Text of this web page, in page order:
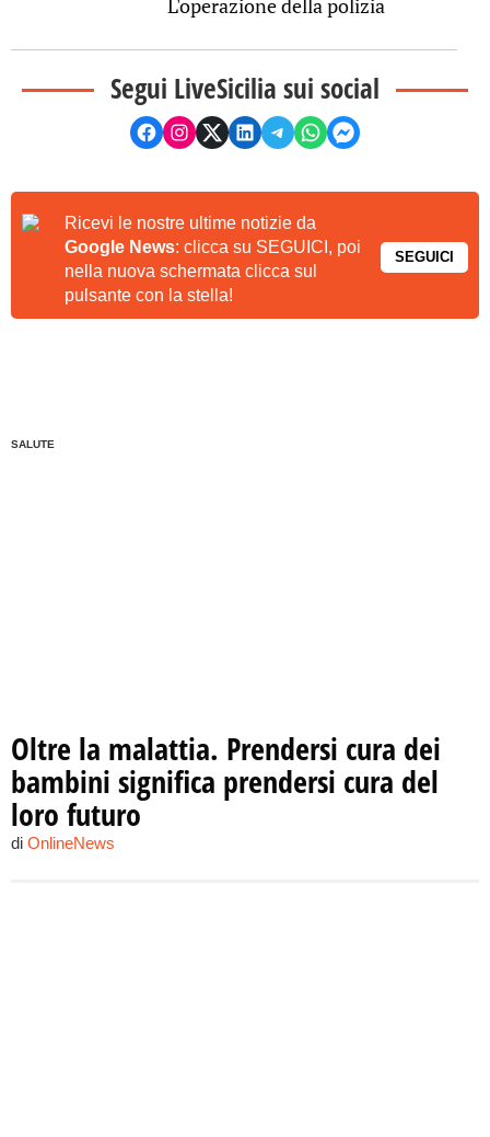
L'operazione della polizia
Segui LiveSicilia sui social
Ricevi le nostre ultime notizie da
Google News: clicca su SEGUICI, poi
nella nuova schermata clicca sul
pulsante con la stella!
SEGUICI
SALUTE
Oltre la malattia. Prendersi cura dei
bambini significa prendersi cura del
loro futuro
di OnlineNews